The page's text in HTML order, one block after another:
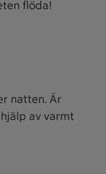
flöda!
natten. Är
av varmt